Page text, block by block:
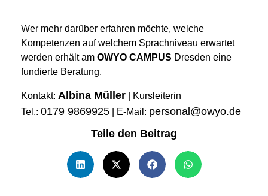
Wer mehr darüber erfahren möchte, welche
Kompetenzen auf welchem Sprachniveau erwartet
werden erhält am OWYO CAMPUS Dresden eine
fundierte Beratung.
Kontakt: Albina Müller | Kursleiterin
Tel.: 0179 9869925 | E-Mail: personal@owyo.de
Teile den Beitrag